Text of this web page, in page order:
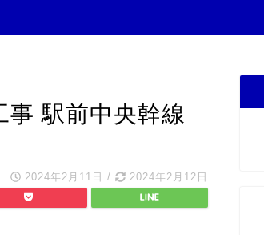
駅前中央幹線
2024年2月11日 / 2024年2月12日